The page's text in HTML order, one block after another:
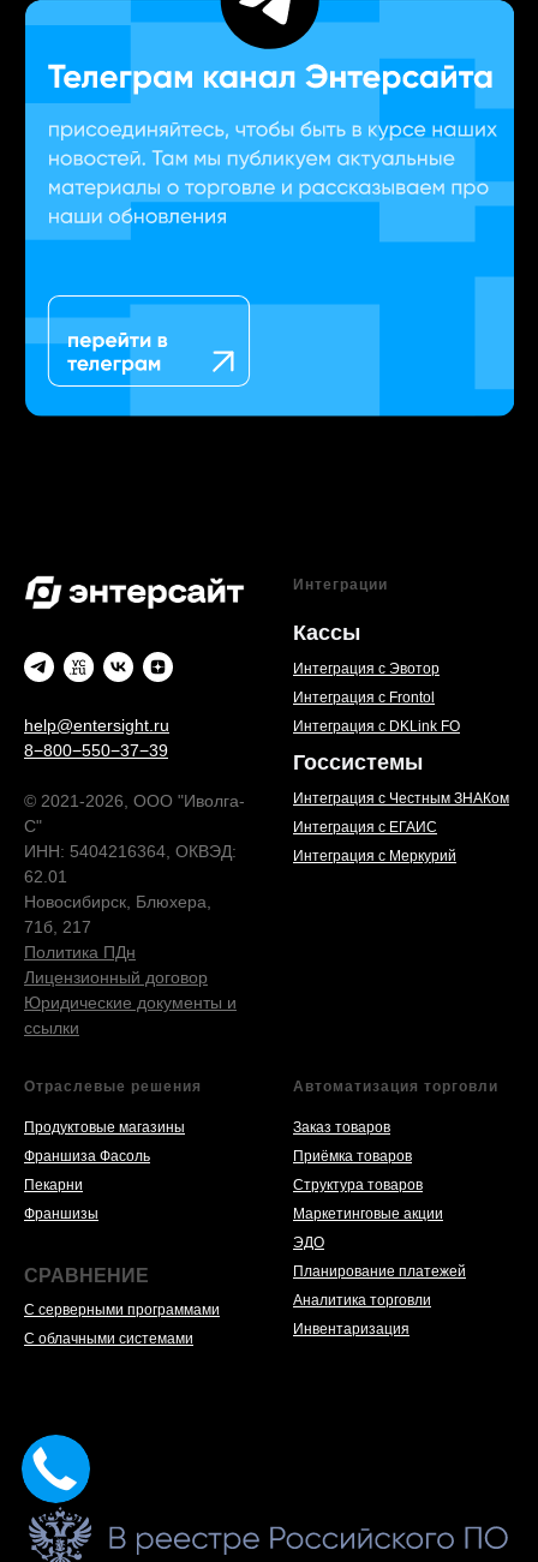
help@entersight.ru
8−800−550−37−39
© 2021-2026, ООО "Иволга-
С"
ИНН: 5404216364, ОКВЭД:
62.01
Новосибирск, Блюхера,
71б, 217
Политика ПДн
Лицензионный договор
Юридические документы и
ссылки
Интеграции
Кассы
Интеграция с Эвотор
Интеграция с Frontol
Интеграция с DKLink FO
Госсистемы
Интеграция с Честным ЗНАКом
Интеграция с ЕГАИС
Интеграция с Меркурий
Отраслевые решения
Продуктовые магазины
Франшиза Фасоль
Пекарни
Франшизы
СРАВНЕНИЕ
С серверными программами
С облачными системами
Автоматизация торговли
Заказ товаров
Приёмка товаров
Структура товаров
Маркетинговые акции
ЭДО
Планирование платежей
Аналитика торговли
Инвентаризация